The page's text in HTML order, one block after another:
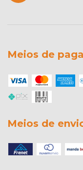
Meios de
Meios de